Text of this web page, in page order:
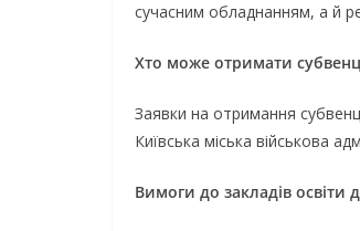
сучасним обладнанням, а й
Хто може отримати
Заявки на отримання
Київська міська військова
Вимоги до закладів освіти